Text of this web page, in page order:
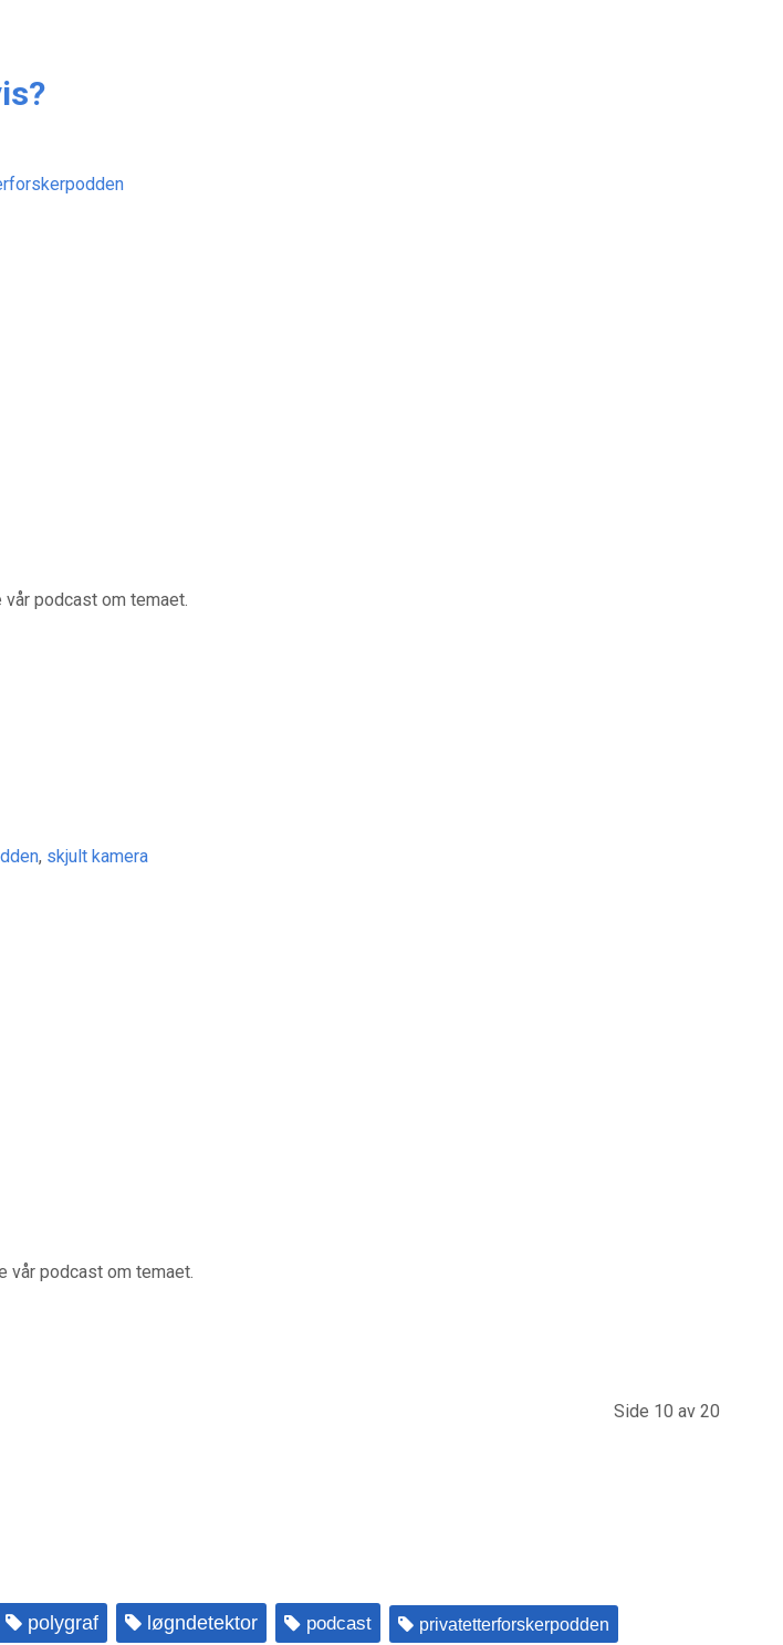
podcast om temaet.
, skjult kamera
vår podcast om temaet.
Side 10 av 20
polygraf løgndetektor podcast privatetterforskerpodden